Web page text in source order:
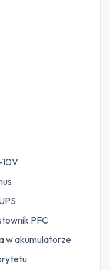
PFC
w akumulatorze